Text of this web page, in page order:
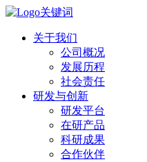
关于我们
公司概况
发展历程
社会责任
研发与创新
研发平台
在研产品
科研成果
合作伙伴